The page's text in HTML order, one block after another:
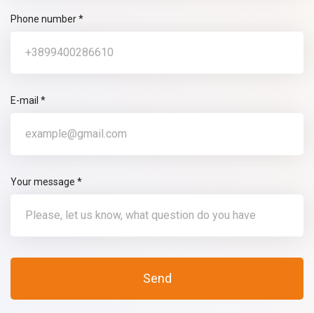
Phone number *
E-mail *
Your message *